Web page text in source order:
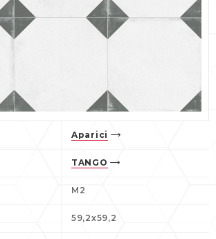
Aparici
TANGO
M2
59,2x59,2